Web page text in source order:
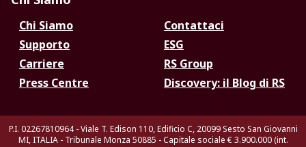
Chi Siamo
Contattaci
Supporto
ESG
Carriere
RS Group
Press Centre
Discovery: il Blog di RS
P.I. 02267810964 - Viale T. Edison 110, Edificio C, 20099 Sesto San Giovanni
MI, ITALIA - Tribunale Monza 50885 - Capitale sociale € 3.900.000 (int.